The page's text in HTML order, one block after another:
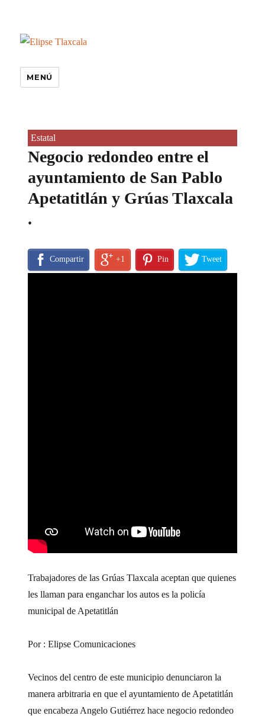
MENÚ
Estatal
Negocio redondeo entre el
ayuntamiento de San Pablo
Apetatitlán y Grúas Tlaxcala
.
Compartir +1 Pin Tweet
Trabajadores de las Grúas Tlaxcala aceptan que quienes
les llaman para enganchar los autos es la policía
municipal de Apetatitlán
Por : Elipse Comunicaciones
Vecinos del centro de este municipio denunciaron la
manera arbitraria en que el ayuntamiento de Apetatitlán
que encabeza Angelo Gutiérrez hace negocio redondeo